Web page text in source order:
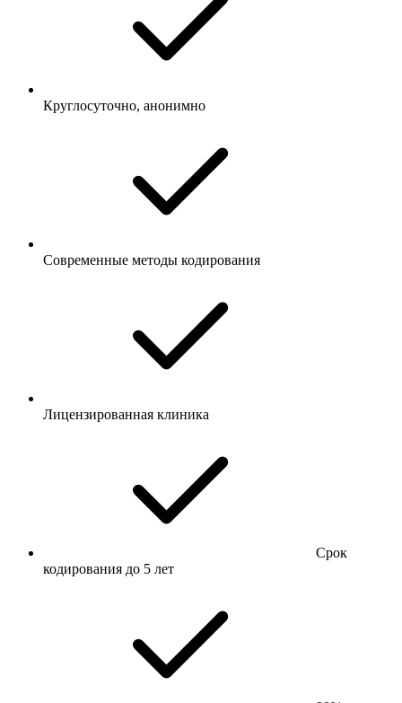
Круглосуточно, анонимно
Современные методы кодирования
Лицензированная клиника
Срок
кодирования до 5 лет